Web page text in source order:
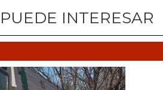
INTERESAR